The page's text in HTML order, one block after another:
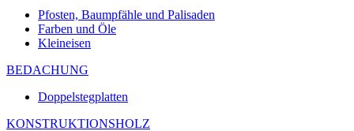
Pfosten, Baumpfähle und Palisaden
Farben und Öle
Kleineisen
BEDACHUNG
Doppelstegplatten
KONSTRUKTIONSHOLZ